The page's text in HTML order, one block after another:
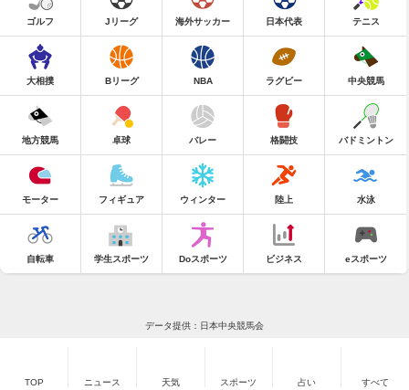
ゴルフ Jリーグ 海外サッカー 日本代表 テニス
大相撲 Bリーグ NBA ラグビー 中央競馬
地方競馬 卓球 バレー 格闘技 バドミントン
モーター フィギュア ウィンター 陸上 水泳
自転車 学生スポーツ Doスポーツ ビジネス eスポーツ
データ提供：日本中央競馬会
TOP ニュース 天気 スポーツ 占い すべて